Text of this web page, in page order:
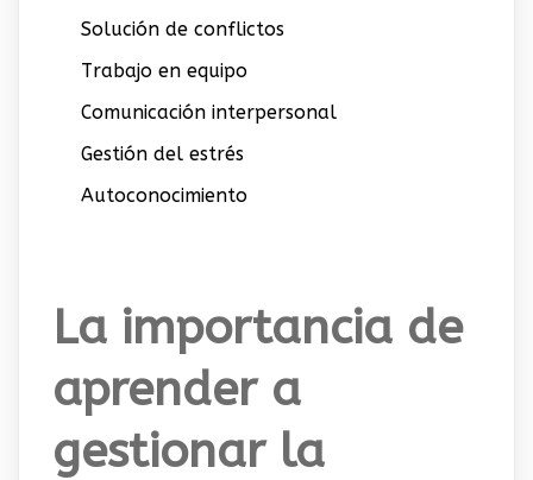
Solución de conflictos
Trabajo en equipo
Comunicación interpersonal
Gestión del estrés
Autoconocimiento
La importancia de
aprender a
gestionar la